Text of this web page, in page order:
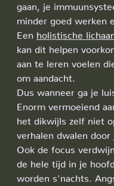
gaan, je
minder goed werken
Een holistische
kan dit helpen
aan te leren voelen
om aandacht.
Dus wanneer ga je
Enorm vermoeiend
het dikwijls zelf niet
verhalen dwalen door
Ook de focus
de hele tijd in je
worden s'nachts.